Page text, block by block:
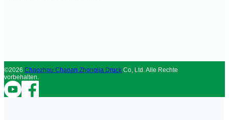
©2026 Chaozhou Chaoan Zhongjia Druck Co, Ltd. Alle Rechte
vorbehalten.